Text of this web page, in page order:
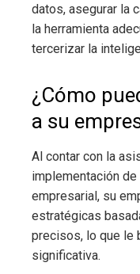
datos, asegurar la
la herramienta
tercerizar la
¿Cómo
a su
Al contar con la
implementación
empresarial, su
estratégicas
precisos, lo que le
significativa.